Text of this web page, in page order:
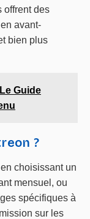
offrent des
avant-
bien plus
Guide
?
choisissant un
mensuel, ou
spécifiques à
sur les